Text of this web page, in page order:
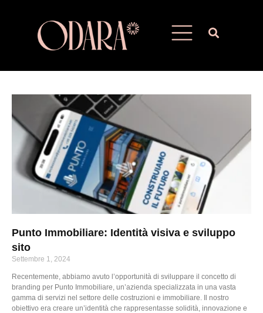
Punto Immobiliare: Identità visiva e sviluppo
sito
Settembre 1, 2024
Recentemente, abbiamo avuto l’opportunità di sviluppare il concetto di
branding per Punto Immobiliare, un’azienda specializzata in una vasta
gamma di servizi nel settore delle costruzioni e immobiliare. Il nostro
obiettivo era creare un’identità che rappresentasse solidità, innovazione e